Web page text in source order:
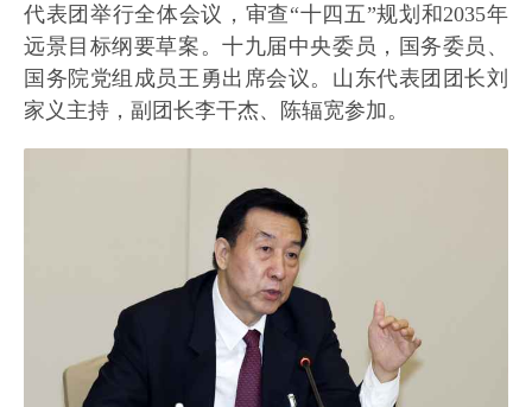
代表团举行全体会议，审查“十四五”规划和2035年
远景目标纲要草案。十九届中央委员，国务委员、
国务院党组成员王勇出席会议。山东代表团团长刘
家义主持，副团长李干杰、陈辐宽参加。